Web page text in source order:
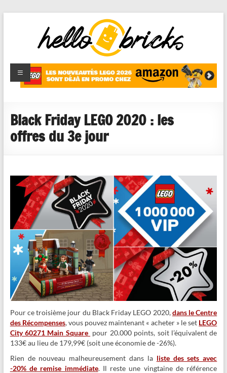
HelloBricks
Blog LEGO,
nouveaut�s
reviews
Black Friday LEGO 2020 : les
offres du 3e jour
Pour ce troisième jour du Black Friday LEGO 2020,dans le Centre
des Récompenses, vous pouvez maintenant « acheter » le set LEGO
City 60271 Main Square pour 20.000 points, soit l’équivalent de
133€ au lieu de 179,99€ (soit une économie de -26%).
Rien de nouveau malheureusement dans la liste des sets avec
-20% de remise immédiate. Il reste une vingtaine de référence